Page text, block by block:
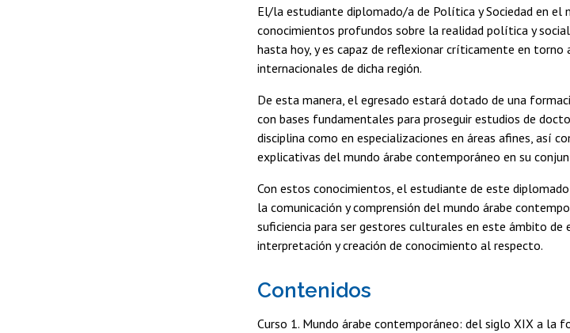
El/la estudiante diplomado/a de Política y Sociedad en el
conocimientos profundos sobre la realidad política y
hasta hoy, y es capaz de reflexionar críticamente en
internacionales de dicha región.
De esta manera, el egresado estará dotado de una
con bases fundamentales para proseguir estudios de
disciplina como en especializaciones en áreas afines, así
explicativas del mundo árabe contemporáneo en su
Con estos conocimientos, el estudiante de este
la comunicación y comprensión del mundo árabe
suficiencia para ser gestores culturales en este ámbito de
interpretación y creación de conocimiento al respecto.
Contenidos
Curso 1. Mundo árabe contemporáneo: del siglo XIX a la